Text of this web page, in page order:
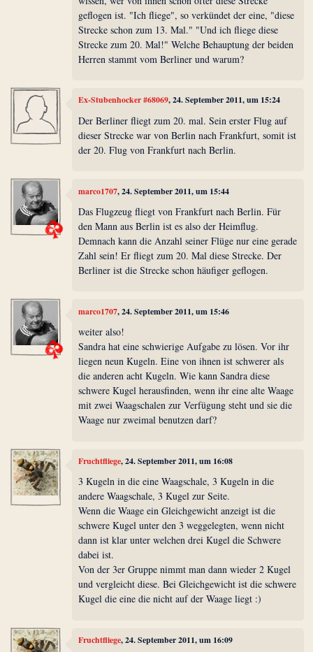
geflogen ist. "Ich fliege", so verkündet der eine, "diese
Strecke schon zum 13. Mal." "Und ich fliege diese
Strecke zum 20. Mal!" Welche Behauptung der beiden
Herren stammt vom Berliner und warum?
Ex-Stubenhocker #68069, 24. September 2011, um 15:24
Der Berliner fliegt zum 20. mal. Sein erster Flug auf
dieser Strecke war von Berlin nach Frankfurt, somit ist
der 20. Flug von Frankfurt nach Berlin.
marco1707, 24. September 2011, um 15:44
Das Flugzeug fliegt von Frankfurt nach Berlin. Für
den Mann aus Berlin ist es also der Heimflug.
Demnach kann die Anzahl seiner Flüge nur eine gerade
Zahl sein! Er fliegt zum 20. Mal diese Strecke. Der
Berliner ist die Strecke schon häufiger geflogen.
marco1707, 24. September 2011, um 15:46
weiter also!
Sandra hat eine schwierige Aufgabe zu lösen. Vor ihr
liegen neun Kugeln. Eine von ihnen ist schwerer als
die anderen acht Kugeln. Wie kann Sandra diese
schwere Kugel herausfinden, wenn ihr eine alte Waage
mit zwei Waagschalen zur Verfügung steht und sie die
Waage nur zweimal benutzen darf?
Fruchtfliege, 24. September 2011, um 16:08
3 Kugeln in die eine Waagschale, 3 Kugeln in die
andere Waagschale, 3 Kugel zur Seite.
Wenn die Waage ein Gleichgewicht anzeigt ist die
schwere Kugel unter den 3 weggelegten, wenn nicht
dann ist klar unter welchen drei Kugel die Schwere
dabei ist.
Von der 3er Gruppe nimmt man dann wieder 2 Kugel
und vergleicht diese. Bei Gleichgewicht ist die schwere
Kugel die eine die nicht auf der Waage liegt :)
Fruchtfliege, 24. September 2011, um 16:09